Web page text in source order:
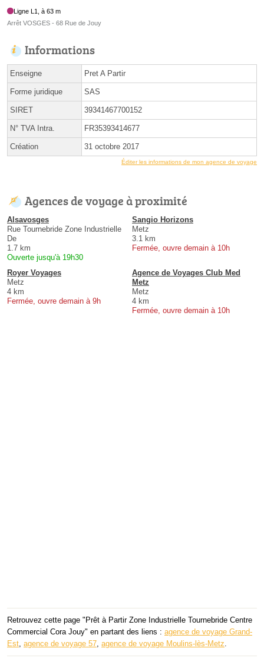
Ligne L1, à 63 m
Arrêt VOSGES - 68 Rue de Jouy
Informations
Enseigne Pret A Partir
Forme juridique SAS
SIRET 39341467700152
N° TVA Intra. FR35393414677
Création 31 octobre 2017
Éditer les informations de mon agence de voyage
Agences de voyage à proximité
Alsavosges
Rue Tournebride Zone Industrielle
De
1.7 km
Ouverte jusqu'à 19h30
Sangio Horizons
Metz
3.1 km
Fermée, ouvre demain à 10h
Royer Voyages
Metz
4 km
Fermée, ouvre demain à 9h
Agence de Voyages Club Med
Metz
Metz
4 km
Fermée, ouvre demain à 10h
Retrouvez cette page "Prêt à Partir Zone Industrielle Tournebride Centre
Commercial Cora Jouy" en partant des liens : agence de voyage Grand-
Est agence de voyage 57 agence de voyage Moulins-lès-Metz